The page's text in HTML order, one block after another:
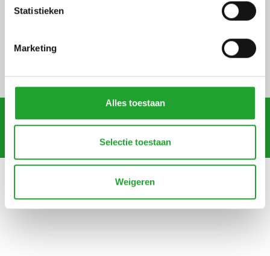
Statistieken
Marketing
Alles toestaan
Selectie toestaan
Weigeren
Definitieve hoeveelheden
potplanten 2026/2027
Meer nieuws